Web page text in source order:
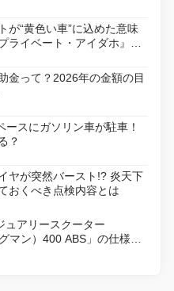
が“黄色い車”に込めた意味
ライベート・アイダホ』が
ー版で復活
金って？2026年の金額の目
ースにガソリン車が駐車！
？
ヤが突然バースト!? 炎天下
おくべき点検内容とは
ュアリースクーター
マン）400 ABS」の仕様を